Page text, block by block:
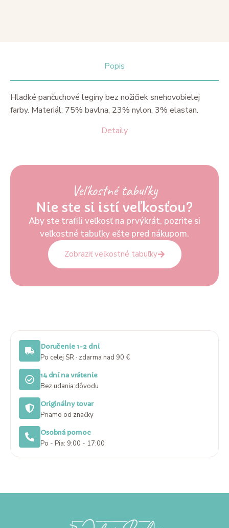
Popis
Detaily
Hladké pančuchové legíny bez nožičiek snehovobielej
farby. Materiál: 75% bavlna, 23% nylon, 3% elastan.
Veľkostné tabuľky
Nie ste si istí veľkosťou?
Aby ste trafili veľkosť na prvýkrát, pozrite si
veľkostné tabuľky ešte pred nákupom.
Zobraziť veľkostné tabuľky
Doručenie 1-2 dni
Po celej SR · zdarma nad 90 €
14 dní na vrátenie
Bez udania dôvodu
Originálny tovar
Priamo od značky
Osobná pomoc
Po - Pia: 9:00 - 17:00